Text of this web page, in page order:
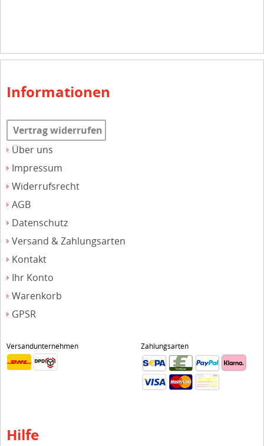
Informationen
Vertrag widerrufen
Über uns
Impressum
Widerrufsrecht
AGB
Datenschutz
Versand & Zahlungsarten
Kontakt
Ihr Konto
Warenkorb
GPSR
Versandunternehmen Zahlungsarten
Hilfe